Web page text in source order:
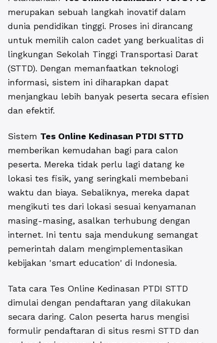
merupakan sebuah langkah inovatif dalam
dunia pendidikan tinggi. Proses ini dirancang
untuk memilih calon cadet yang berkualitas di
lingkungan Sekolah Tinggi Transportasi Darat
(STTD). Dengan memanfaatkan teknologi
informasi, sistem ini diharapkan dapat
menjangkau lebih banyak peserta secara efisien
dan efektif.
Sistem Tes Online Kedinasan PTDI STTD
memberikan kemudahan bagi para calon
peserta. Mereka tidak perlu lagi datang ke
lokasi tes fisik, yang seringkali membebani
waktu dan biaya. Sebaliknya, mereka dapat
mengikuti tes dari lokasi sesuai kenyamanan
masing-masing, asalkan terhubung dengan
internet. Ini tentu saja mendukung semangat
pemerintah dalam mengimplementasikan
kebijakan 'smart education' di Indonesia.
Tata cara Tes Online Kedinasan PTDI STTD
dimulai dengan pendaftaran yang dilakukan
secara daring. Calon peserta harus mengisi
formulir pendaftaran di situs resmi STTD dan